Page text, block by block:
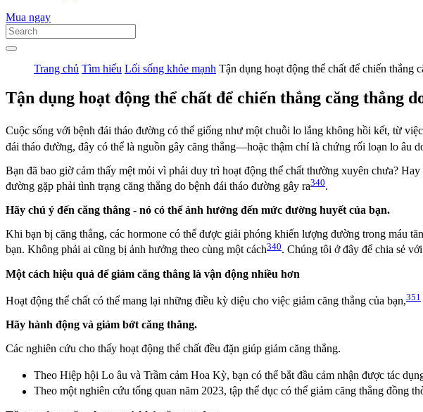
Mua ngay
Trang chủ Tìm hiểu Lối sống khỏe mạnh Tận dụng hoạt động thể chất để chiến thắng
Tận dụng hoạt động thể chất để chiến thắng căng thẳng
Cuộc sống với bệnh đái tháo đường có thể giống như một chuỗi lo lắng không hồi kết, từ
đái tháo đường, đây có thể là nguồn gây căng thẳng—hoặc thậm chí là chứng rối loạn lo âu
Bạn đã bao giờ cảm thấy mệt mỏi vì phải duy trì hoạt động thể chất thường xuyên chưa?
đường gặp phải tình trạng căng thẳng do bệnh đái tháo đường gây ra340.
Hãy chú ý đến căng thẳng - nó có thể ảnh hưởng đến mức đường huyết của bạn.
Khi bạn bị căng thẳng, các hormone có thể được giải phóng khiến lượng đường trong máu
bạn. Không phải ai cũng bị ảnh hưởng theo cùng một cách340. Chúng tôi ở đây để chia sẻ
Một cách hiệu quả để giảm căng thẳng là vận động nhiều hơn
Hoạt động thể chất có thể mang lại những điều kỳ diệu cho việc giảm căng thẳng của bạn,351
Hãy hành động và giảm bớt căng thẳng.
Các nghiên cứu cho thấy hoạt động thể chất đều đặn giúp giảm căng thẳng.
Theo Hiệp hội Lo âu và Trầm cảm Hoa Kỳ, bạn có thể bắt đầu cảm nhận được tác
Theo một nghiên cứu tổng quan năm 2023, tập thể dục có thể giảm căng thẳng đồng